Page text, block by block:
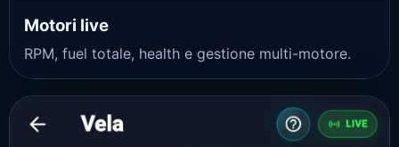
Motori live
RPM, fuel totale, health e gestione multi-motore.